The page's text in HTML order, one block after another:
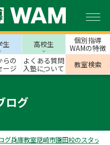
生 高校生
個別指導
WAMの特徴
らの
ージ
よくある質問
入塾について
教室検索
ログ
グ兵庫教室尼崎市園田校のスタッフ